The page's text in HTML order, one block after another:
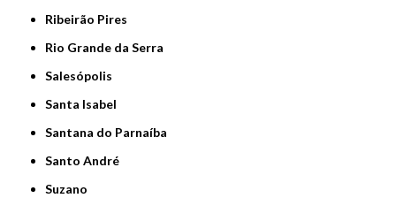
Ribeirão Pires
Rio Grande da Serra
Salesópolis
Santa Isabel
Santana do Parnaíba
Santo André
Suzano